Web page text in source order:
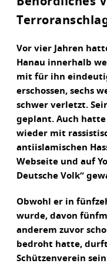
Vor vier Jahren
Hanau innerhalb
mit für ihn
erschossen, sechs
schwer verletzt.
geplant. Auch
wieder mit
antiislamischen
Webseite und auf
Deutsche Volk“
Obwohl er in
wurde, davon
anderem zuvor
bedroht hatte,
Schützenverein